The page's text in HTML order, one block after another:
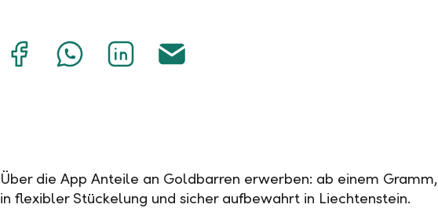
Facebook
teilen
WhatsApp
teilen
LinkedIn
teilen
Über die App Anteile an Goldbarren erwerben: ab einem Gramm,
in flexibler Stückelung und sicher aufbewahrt in Liechtenstein.